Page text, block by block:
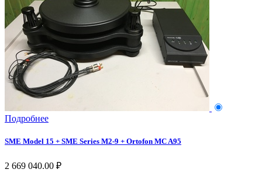
Подробнее
SME Model 15 + SME Series M2-9 + Ortofon MC A95
2 669 040.00 ₽